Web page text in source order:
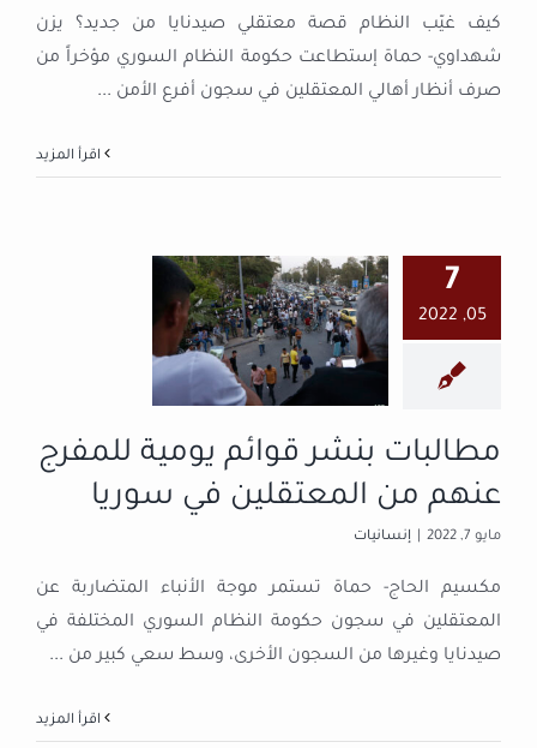
كيف غيّب النظام قصة معتقلي صيدنايا من جديد؟ يزن
شهداوي- حماة إستطاعت حكومة النظام السوري مؤخراً من
صرف أنظار أهالي المعتقلين في سجون أفرع الأمن ...
7
05, 2022
مطالبات بنشر
قوائم يومية
للمفرج عنهم
من المعتقلين
إنسانيات
مطالبات بنشر قوائم يومية للمفرج
عنهم من المعتقلين في سوريا
مايو 7, 2022 إنسانيات
مكسيم الحاج- حماة تستمر موجة الأنباء المتضاربة عن
المعتقلين في سجون حكومة النظام السوري المختلفة في
صيدنايا وغيرها من السجون الأخرى، وسط سعي كبير من ...